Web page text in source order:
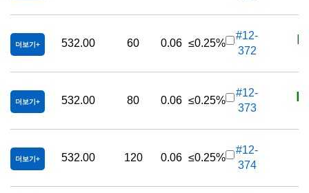
더보기 532.00 60 0.06 ≤0.25%
#12-
372
더보기 532.00 80 0.06 ≤0.25%
#12-
373
더보기 532.00 120 0.06 ≤0.25%
#12-
374